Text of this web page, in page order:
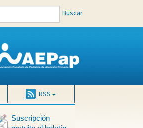
Buscar
RSS
Suscripción